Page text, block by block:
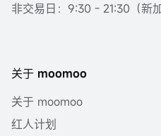
非交易日：9:30 - 21:30（新
关于 moomoo
关于 moomoo
红人计划